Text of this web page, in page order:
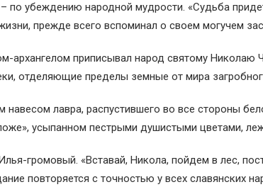
по убеждению народной мудрости. «Судьба
прежде всего вспоминал о своем могучем
архангелом приписывал народ святому Николаю
отделяющие пределы земные от мира
навесом лавра, распустившего во все стороны
усыпанном пестрыми душистыми цветами,
громовый. «Вставай, Никола, пойдем в лес,
повторяется с точностью у всех славянских